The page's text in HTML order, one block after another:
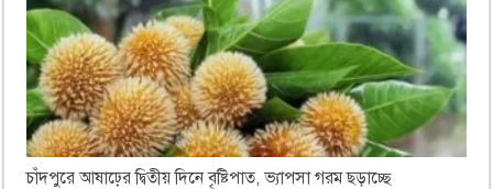
চাঁদপুরে আষাঢ়ের দ্বিতীয় দিনে বৃষ্টিপাত, ভ্যাপসা গরম ছড়াচ্ছে